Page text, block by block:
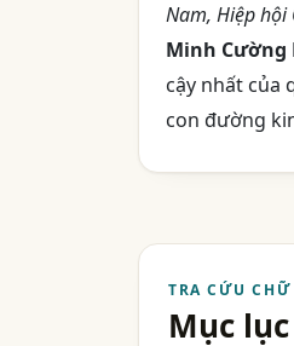
Nam, Hiệp hội
Minh Cường
cậy nhất của
con đường
TRA CỨU
Mục